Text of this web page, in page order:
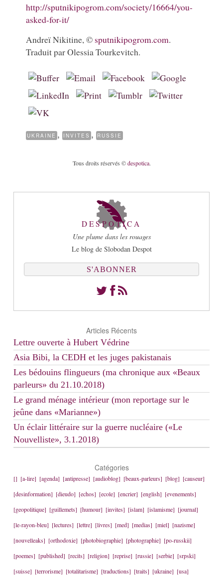
http://sputnikipogrom.com/society/16664/you-
asked-for-it/
Andreï Nikitine, © sputnikipogrom.com.
Traduit par Olessia Tourkevitch.
UKRAINE ,INVITES ,RUSSIE
Tous droits réservés ©despotica.
DESPOTICA
Une plume dans les rouages
Le blog de Slobodan Despot
S'ABONNER
Articles Récents
Lettre ouverte à Hubert Védrine
Asia Bibi, la CEDH et les juges pakistanais
Les bédouins flingueurs (ma chronique aux «Beaux
parleurs» du 21.10.2018)
Le grand ménage intérieur (mon reportage sur le
jeûne dans «Marianne»)
Un éclair littéraire sur la guerre nucléaire («Le
Nouvelliste», 3.1.2018)
Catégories
[] [a-lire] [agenda] [antipresse] [audioblog] [beaux-parleurs] [blog] [causeur]
[desinformation] [dieudo] [echos] [ecole] [encrier] [english] [evenements]
[geopolitique] [guillemets] [humour] [invites] [islam] [islamisme] [journal]
[le-rayon-bleu] [lectures] [lettre] [livres] [med] [medias] [miel] [nazisme]
[nouvelleaks] [orthodoxie] [photobiographie] [photographie] [po-russkii]
[poemes] [published] [recits] [religion] [reprise] [russie] [serbie] [srpski]
[suisse] [terrorisme] [totalitarisme] [traductions] [traits] [ukraine] [usa]